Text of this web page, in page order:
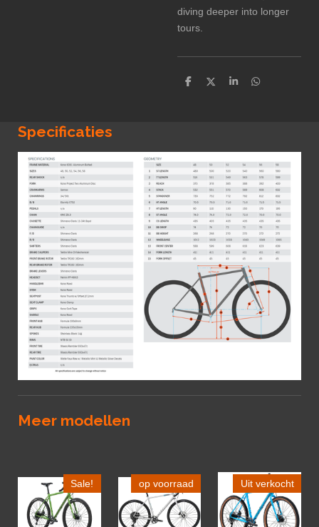
diving deeper into longer
tours.
D
D
S
D
Specificaties
Meer modellen
Sale! op voorraad Uit verkocht